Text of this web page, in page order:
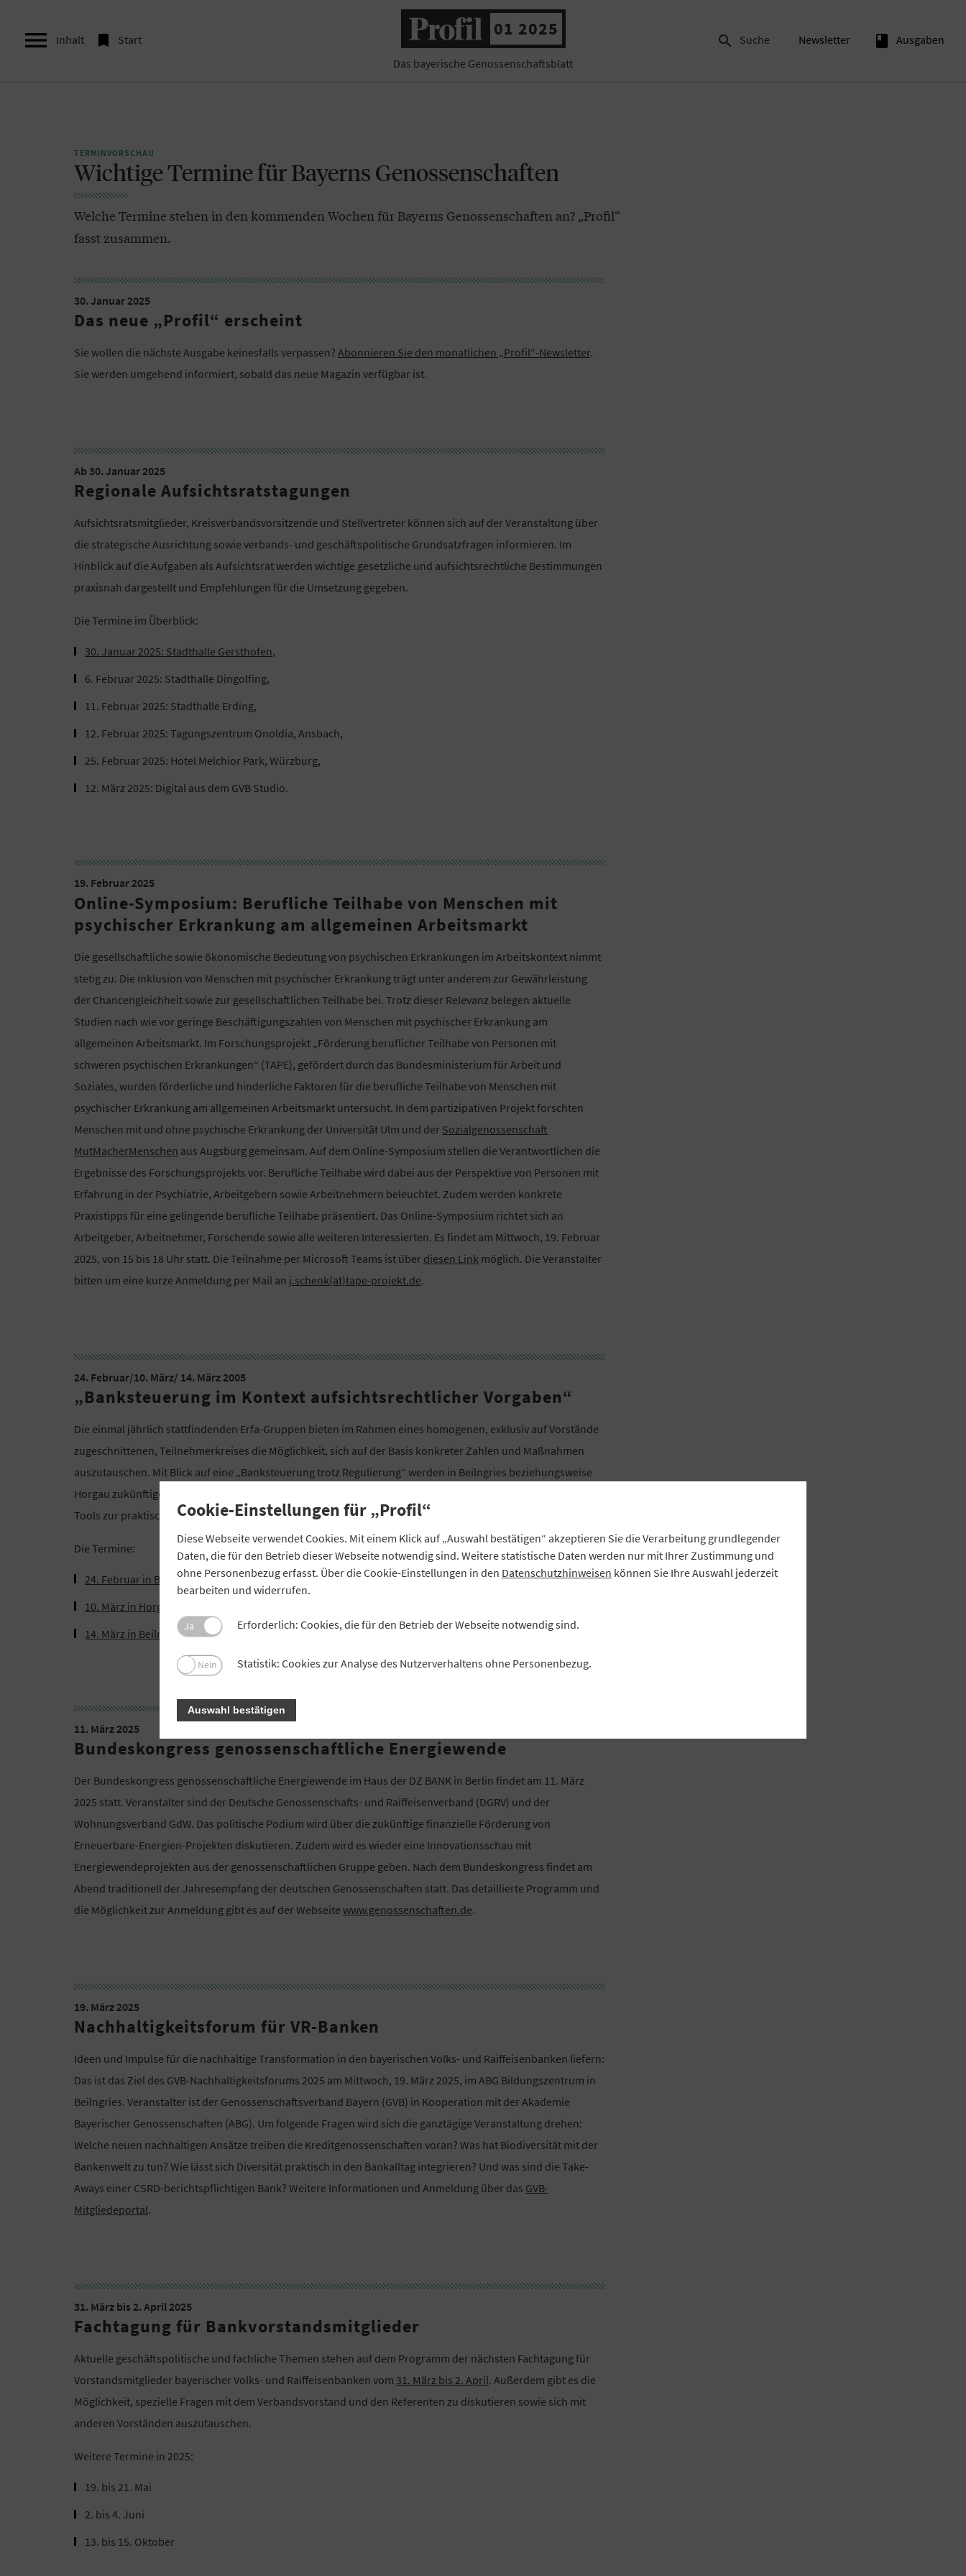
 Inhalt  Start
01 2025
Das bayerische Genossenschaftsblatt
 Suche Newsletter book Ausgaben
TERMINVORSCHAU
Wichtige Termine für Bayerns Genossenschaften
Welche Termine stehen in den kommenden Wochen für Bayerns Genossenschaften an? „Profil“
fasst zusammen.
30. Januar 2025
Das neue „Profil“ erscheint
Sie wollen die nächste Ausgabe keinesfalls verpassen? Abonnieren Sie den monatlichen „Profil“-Newsletter.
Sie werden umgehend informiert, sobald das neue Magazin verfügbar ist.
Ab 30. Januar 2025
Regionale Aufsichtsratstagungen
Aufsichtsratsmitglieder, Kreisverbandsvorsitzende und Stellvertreter können sich auf der Veranstaltung über
die strategische Ausrichtung sowie verbands- und geschäftspolitische Grundsatzfragen informieren. Im
Hinblick auf die Aufgaben als Aufsichtsrat werden wichtige gesetzliche und aufsichtsrechtliche Bestimmungen
praxisnah dargestellt und Empfehlungen für die Umsetzung gegeben.
Die Termine im Überblick:
30. Januar 2025: Stadthalle Gersthofen,
6. Februar 2025: Stadthalle Dingolfing,
11. Februar 2025: Stadthalle Erding,
12. Februar 2025: Tagungszentrum Onoldia, Ansbach,
25. Februar 2025: Hotel Melchior Park, Würzburg,
12. März 2025: Digital aus dem GVB Studio.
19. Februar 2025
Online-Symposium: Berufliche Teilhabe von Menschen mit
psychischer Erkrankung am allgemeinen Arbeitsmarkt
Die gesellschaftliche sowie ökonomische Bedeutung von psychischen Erkrankungen im Arbeitskontext nimmt
stetig zu. Die Inklusion von Menschen mit psychischer Erkrankung trägt unter anderem zur Gewährleistung
der Chancengleichheit sowie zur gesellschaftlichen Teilhabe bei. Trotz dieser Relevanz belegen aktuelle
Studien nach wie vor geringe Beschäftigungszahlen von Menschen mit psychischer Erkrankung am
allgemeinen Arbeitsmarkt. Im Forschungsprojekt „Förderung beruflicher Teilhabe von Personen mit
schweren psychischen Erkrankungen“ (TAPE), gefördert durch das Bundesministerium für Arbeit und
Soziales, wurden förderliche und hinderliche Faktoren für die berufliche Teilhabe von Menschen mit
psychischer Erkrankung am allgemeinen Arbeitsmarkt untersucht. In dem partizipativen Projekt forschten
Menschen mit und ohne psychische Erkrankung der Universität Ulm und der Sozialgenossenschaft
MutMacherMenschen aus Augsburg gemeinsam. Auf dem Online-Symposium stellen die Verantwortlichen die
Ergebnisse des Forschungsprojekts vor. Berufliche Teilhabe wird dabei aus der Perspektive von Personen mit
Erfahrung in der Psychiatrie, Arbeitgebern sowie Arbeitnehmern beleuchtet. Zudem werden konkrete
Praxistipps für eine gelingende berufliche Teilhabe präsentiert. Das Online-Symposium richtet sich an
Arbeitgeber, Arbeitnehmer, Forschende sowie alle weiteren Interessierten. Es findet am Mittwoch, 19. Februar
2025, von 15 bis 18 Uhr statt. Die Teilnahme per Microsoft Teams ist über diesen Link möglich. Die Veranstalter
bitten um eine kurze Anmeldung per Mail an j.schenk(at)tape-projekt.de.
24. Februar/10. März/ 14. März 2005
„Banksteuerung im Kontext aufsichtsrechtlicher Vorgaben“
Die einmal jährlich stattfindenden Erfa-Gruppen bieten im Rahmen eines homogenen, exklusiv auf Vorstände
zugeschnittenen, Teilnehmerkreises die Möglichkeit, sich auf der Basis konkreter Zahlen und Maßnahmen
auszutauschen. Mit Blick auf eine „Banksteuerung trotz Regulierung“ werden in Beilngries beziehungsweise
Horgau zukünftige Entwicklungen, die dafür notwendige strategische Ausgestaltung sowie entsprechende
Tools zur praktischen Umsetzung diskutiert.
Die Termine:
24. Februar in Beilngries
10. März in Horgau
14. März in Beilngries
11. März 2025
Bundeskongress genossenschaftliche Energiewende
Der Bundeskongress genossenschaftliche Energiewende im Haus der DZ BANK in Berlin findet am 11. März
2025 statt. Veranstalter sind der Deutsche Genossenschafts- und Raiffeisenverband (DGRV) und der
Wohnungsverband GdW. Das politische Podium wird über die zukünftige finanzielle Förderung von
Erneuerbare-Energien-Projekten diskutieren. Zudem wird es wieder eine Innovationsschau mit
Energiewendeprojekten aus der genossenschaftlichen Gruppe geben. Nach dem Bundeskongress findet am
Abend traditionell der Jahresempfang der deutschen Genossenschaften statt. Das detaillierte Programm und
die Möglichkeit zur Anmeldung gibt es auf der Webseite www.genossenschaften.de.
19. März 2025
Nachhaltigkeitsforum für VR-Banken
Ideen und Impulse für die nachhaltige Transformation in den bayerischen Volks- und Raiffeisenbanken liefern:
Das ist das Ziel des GVB-Nachhaltigkeitsforums 2025 am Mittwoch, 19. März 2025, im ABG Bildungszentrum in
Beilngries. Veranstalter ist der Genossenschaftsverband Bayern (GVB) in Kooperation mit der Akademie
Bayerischer Genossenschaften (ABG). Um folgende Fragen wird sich die ganztägige Veranstaltung drehen:
Welche neuen nachhaltigen Ansätze treiben die Kreditgenossenschaften voran? Was hat Biodiversität mit der
Bankenwelt zu tun? Wie lässt sich Diversität praktisch in den Bankalltag integrieren? Und was sind die Take-
Aways einer CSRD-berichtspflichtigen Bank? Weitere Informationen und Anmeldung über das GVB-
Mitgliedeportal.
31. März bis 2. April 2025
Fachtagung für Bankvorstandsmitglieder
Aktuelle geschäftspolitische und fachliche Themen stehen auf dem Programm der nächsten Fachtagung für
Vorstandsmitglieder bayerischer Volks- und Raiffeisenbanken vom 31. März bis 2. April. Außerdem gibt es die
Möglichkeit, spezielle Fragen mit dem Verbandsvorstand und den Referenten zu diskutieren sowie sich mit
anderen Vorständen auszutauschen.
Weitere Termine in 2025:
19. bis 21. Mai
2. bis 4. Juni
13. bis 15. Oktober
Cookie-Einstellungen für „Profil“
Diese Webseite verwendet Cookies. Mit einem Klick auf „Auswahl bestätigen“ akzeptieren Sie die Verarbeitung grundlegender
Daten, die für den Betrieb dieser Webseite notwendig sind. Weitere statistische Daten werden nur mit Ihrer Zustimmung und
ohne Personenbezug erfasst. Über die Cookie-Einstellungen in den Datenschutzhinweisen können Sie Ihre Auswahl jederzeit
bearbeiten und widerrufen.
Ja Erforderlich: Cookies, die für den Betrieb der Webseite notwendig sind.
Nein Statistik: Cookies zur Analyse des Nutzerverhaltens ohne Personenbezug.
Auswahl bestätigen